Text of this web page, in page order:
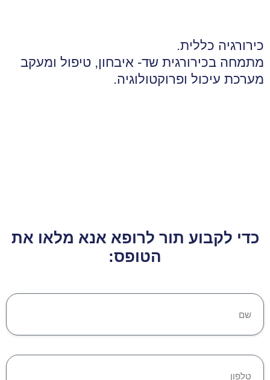
כירורגיה כללית.
מתמחה בכירורגית שד- איבחון, טיפול ומעקב
מערכת עיכול ופרוקטולוגיה.
כדי לקבוע תור לרופא אנא מלאו את
הטופס: